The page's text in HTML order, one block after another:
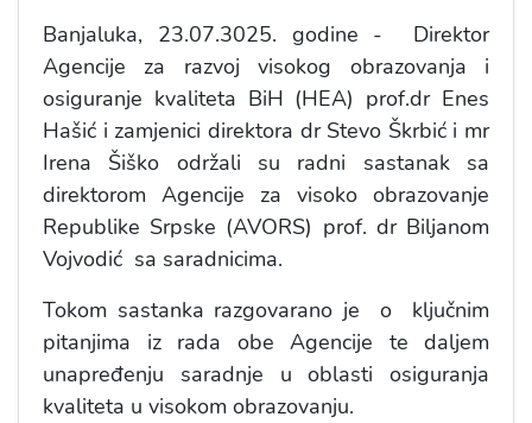
Banjaluka, 23.07.3025. godine - Direktor
Agencije za razvoj visokog obrazovanja i
osiguranje kvaliteta BiH (HEA) prof.dr Enes
Hašić i zamjenici direktora dr Stevo Škrbić i mr
Irena Šiško održali su radni sastanak sa
direktorom Agencije za visoko obrazovanje
Republike Srpske (AVORS) prof. dr Biljanom
Vojvodić sa saradnicima.
Tokom sastanka razgovarano je o ključnim
pitanjima iz rada obe Agencije te daljem
unapređenju saradnje u oblasti osiguranja
kvaliteta u visokom obrazovanju.